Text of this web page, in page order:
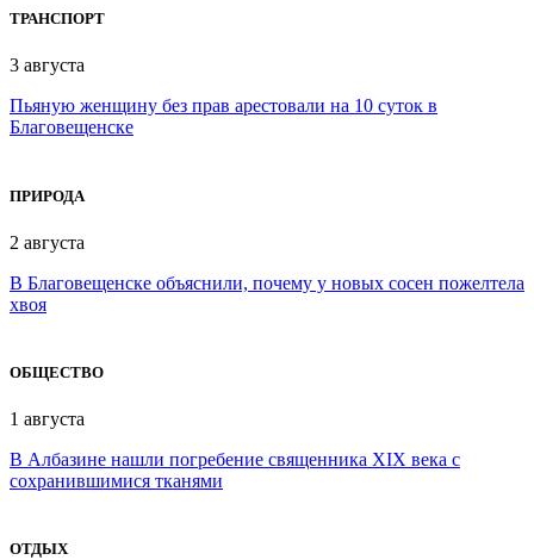
ТРАНСПОРТ
3 августа
Пьяную женщину без прав арестовали на 10 суток в
Благовещенске
ПРИРОДА
2 августа
В Благовещенске объяснили, почему у новых сосен пожелтела
хвоя
ОБЩЕСТВО
1 августа
В Албазине нашли погребение священника XIX века с
сохранившимися тканями
ОТДЫХ